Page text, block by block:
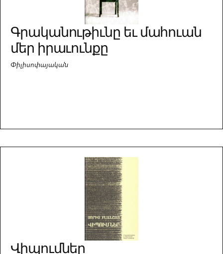
Գրականութիւնը եւ մահուան
մեր իրաւունքը
Փիլիսոփայական
Վիպումներ